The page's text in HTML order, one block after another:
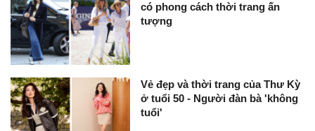
có phong cách thời trang ấn
tượng
Vẻ đẹp và thời trang của Thư Kỳ
ở tuổi 50 - Người đàn bà 'không
tuổi'